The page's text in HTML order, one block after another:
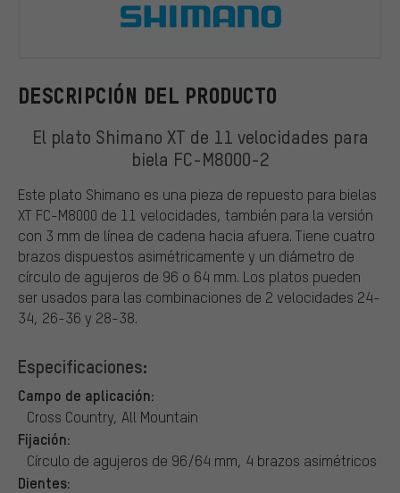
DESCRIPCIÓN DEL PRODUCTO
El plato Shimano XT de 11 velocidades para
biela FC-M8000-2
Este plato Shimano es una pieza de repuesto para bielas
XT FC-M8000 de 11 velocidades, también para la versión
con 3 mm de línea de cadena hacia afuera. Tiene cuatro
brazos dispuestos asimétricamente y un diámetro de
círculo de agujeros de 96 o 64 mm. Los platos pueden
ser usados para las combinaciones de 2 velocidades 24-
34, 26-36 y 28-38.
Especificaciones:
Campo de aplicación:
Cross Country, All Mountain
Fijación:
Círculo de agujeros de 96/64 mm, 4 brazos asimétricos
Dientes:
Shimano